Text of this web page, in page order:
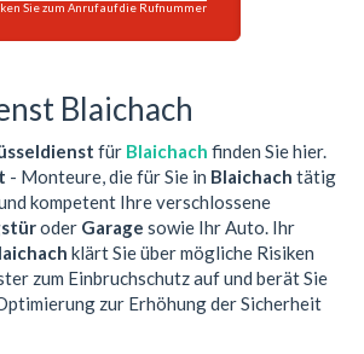
Sie zum Anruf auf die Rufnummer
Blaichach
für Blaichach finden Sie hier.
- Monteure, die für Sie in Blaichach tätig
kompetent Ihre verschlossene
oder Garage sowie Ihr Auto. Ihr
klärt Sie über mögliche Risiken
zum Einbruchschutz auf und berät Sie
zur Erhöhung der Sicherheit